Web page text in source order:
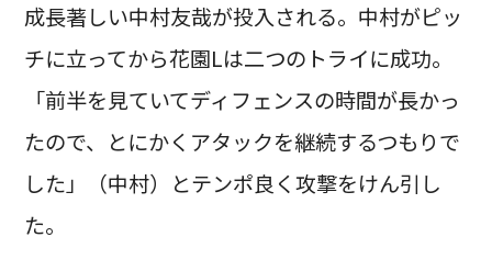
成長著しい中村友哉が投入される。中村がピッ
チに立ってから花園Lは二つのトライに成功。
「前半を見ていてディフェンスの時間が長かっ
たので、とにかくアタックを継続するつもりで
した」（中村）とテンポ良く攻撃をけん引し
た。